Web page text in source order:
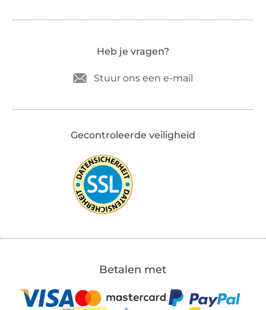
Heb je vragen?
Stuur ons een e-mail
Gecontroleerde veiligheid
Betalen met